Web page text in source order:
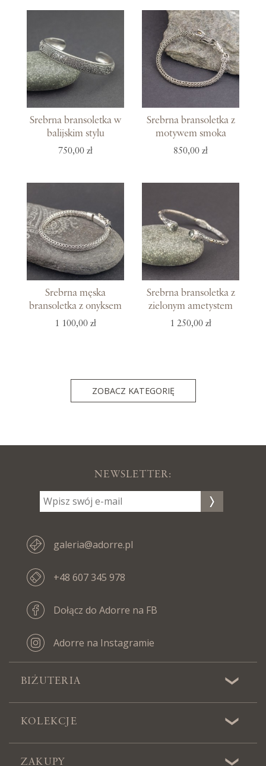
Srebrna bransoletka w
balijskim stylu
750,00 zł
Srebrna bransoletka z
motywem smoka
850,00 zł
Srebrna męska
bransoletka z onyksem
1 100,00 zł
Srebrna bransoletka z
zielonym ametystem
1 250,00 zł
ZOBACZ KATEGORIĘ
NEWSLETTER:
galeria@adorre.pl
+48 607 345 978
Dołącz do Adorre na FB
Adorre na Instagramie
BIŻUTERIA
KOLEKCJE
ZAKUPY